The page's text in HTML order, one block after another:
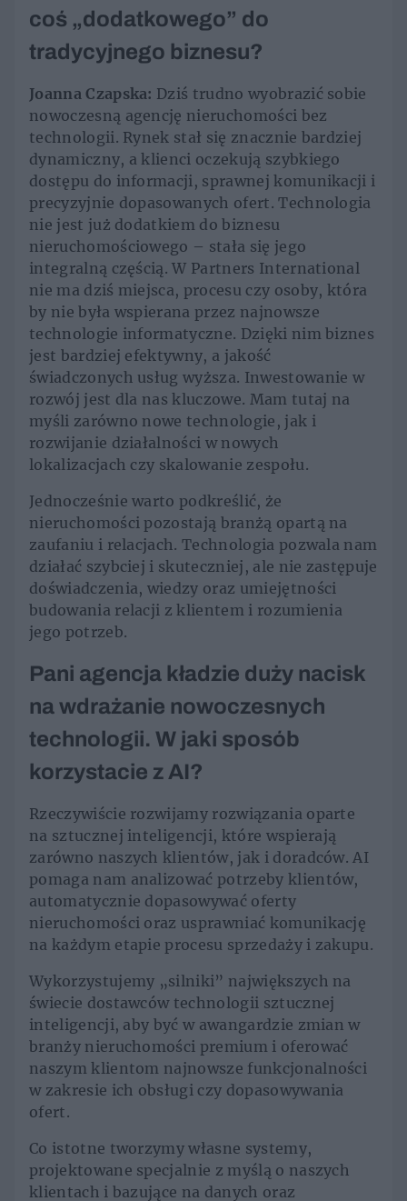
coś „dodatkowego” do
tradycyjnego biznesu?
Joanna Czapska: Dziś trudno wyobrazić sobie
nowoczesną agencję nieruchomości bez
technologii. Rynek stał się znacznie bardziej
dynamiczny, a klienci oczekują szybkiego
dostępu do informacji, sprawnej komunikacji i
precyzyjnie dopasowanych ofert. Technologia
nie jest już dodatkiem do biznesu
nieruchomościowego – stała się jego
integralną częścią. W Partners International
nie ma dziś miejsca, procesu czy osoby, która
by nie była wspierana przez najnowsze
technologie informatyczne. Dzięki nim biznes
jest bardziej efektywny, a jakość
świadczonych usług wyższa. Inwestowanie w
rozwój jest dla nas kluczowe. Mam tutaj na
myśli zarówno nowe technologie, jak i
rozwijanie działalności w nowych
lokalizacjach czy skalowanie zespołu.
Jednocześnie warto podkreślić, że
nieruchomości pozostają branżą opartą na
zaufaniu i relacjach. Technologia pozwala nam
działać szybciej i skuteczniej, ale nie zastępuje
doświadczenia, wiedzy oraz umiejętności
budowania relacji z klientem i rozumienia
jego potrzeb.
Pani agencja kładzie duży nacisk
na wdrażanie nowoczesnych
technologii. W jaki sposób
korzystacie z AI?
Rzeczywiście rozwijamy rozwiązania oparte
na sztucznej inteligencji, które wspierają
zarówno naszych klientów, jak i doradców. AI
pomaga nam analizować potrzeby klientów,
automatycznie dopasowywać oferty
nieruchomości oraz usprawniać komunikację
na każdym etapie procesu sprzedaży i zakupu.
Wykorzystujemy „silniki” największych na
świecie dostawców technologii sztucznej
inteligencji, aby być w awangardzie zmian w
branży nieruchomości premium i oferować
naszym klientom najnowsze funkcjonalności
w zakresie ich obsługi czy dopasowywania
ofert.
Co istotne tworzymy własne systemy,
projektowane specjalnie z myślą o naszych
klientach i bazujące na danych oraz